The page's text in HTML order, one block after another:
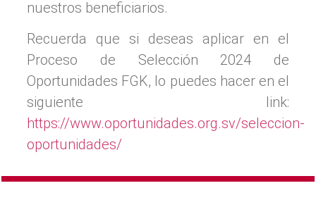
nuestros beneficiarios.
Recuerda que si deseas aplicar en el
Proceso de Selección 2024 de
Oportunidades FGK, lo puedes hacer en el
siguiente link:
https://www.oportunidades.org.sv/seleccion-
oportunidades/